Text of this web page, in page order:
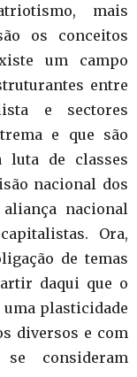
mais
os conceitos
um campo
entre
e sectores
e que são
luta de classes
nacional dos
nacional
Ora,
de temas
daqui que o
plasticidade
diversos e com
consideram